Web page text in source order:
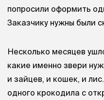
попросили оформить
Заказчику нужны были
Несколько месяцев
какие именно звери
и зайцев, и кошек, и
одного крокодила с